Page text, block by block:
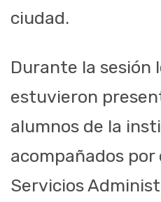
ciudad.
Durante la sesión
estuvieron
alumnos de la
acompañados
Servicios